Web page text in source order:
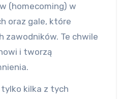
(homecoming) w
oraz gale, które
zawodników. Te chwile
i tworzą
kilka z tych